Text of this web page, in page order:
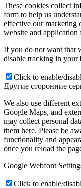
These cookies collect
form to help us
effective our marketing
website and application
If you do not want that
disable tracking in your
Click to enable/
Другие сторонние
We also use different
Google Maps, and
may collect personal
them here. Please be
functionality and
once you reload the
Google Webfont
Click to enable/